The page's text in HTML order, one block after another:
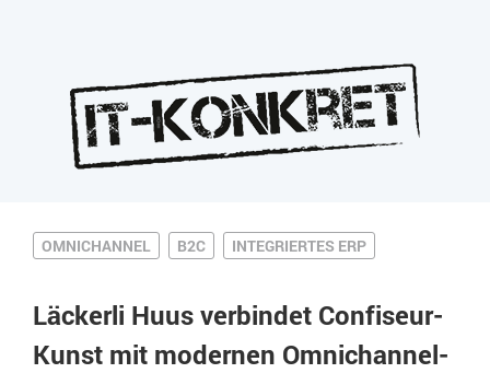
OMNICHANNEL B2C INTEGRIERTES ERP
Läckerli Huus verbindet Confiseur-
Kunst mit modernen Omnichannel-